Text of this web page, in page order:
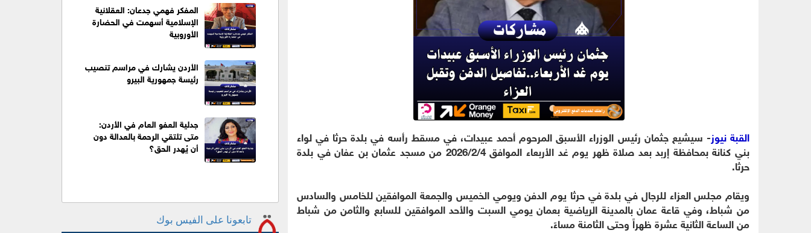
القبة نيوز- سيشيع جثمان رئيس الوزراء الأسبق المرحوم أحمد عبيدات، في مسقط رأسه في بلدة حرثا في لواء
بني كنانة بمحافظة إربد بعد صلاة ظهر يوم غد الأربعاء الموافق 2026/2/4 من مسجد عثمان بن عفان في بلدة
حرثا.
ويقام مجلس العزاء للرجال في بلدة في حرثا يوم الدفن ويومي الخميس والجمعة الموافقين للخامس والسادس
من شباط، وفي قاعة عمان بالمدينة الرياضية بعمان يومي السبت والأحد الموافقين للسابع والثامن من شباط
من الساعة الثانية عشرة ظهراً وحتى الثامنة مساءً.
المفكر فهمي جدعان: العقلانية
الإسلامية أسهمت في الحضارة
الأوروبية
الأردن يشارك في مراسم تنصيب
رئيسة جمهورية البيرو
جدلية العفو العام في الأردن:
متى تلتقي الرحمة بالعدالة دون
أن يُهدر الحق؟
تابعونا على الفيس بوك